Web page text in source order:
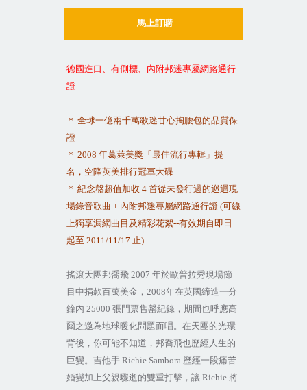
馬上訂購
德國進口、有側標、內附邦迷專屬網路通行
證
＊ 全球一億兩千萬歌迷甘心掏腰包的品質保
證
＊ 2008 年葛萊美獎「最佳流行專輯」提
名，空降英美排行冠軍大碟
＊ 紀念盤超值加收 4 首從未發行過的巡迴現
場錄音歌曲 + 內附邦迷專屬網路通行證 (可線
上獨享漏網曲目及精彩花絮--有效期自即日
起至 2011/11/17 止)
搖滾天團邦喬飛 2007 年於歐普拉秀現場節
目中捐款百萬美金， 2008年在英國締造一分
鐘內 25000 張門票售罄紀錄，期間也呼應高
爾之邀為地球暖化問題而唱。在天團的光環
背後，你可能不知道，邦喬飛也歷經人生的
巨變。吉他手 Richie Sambora 歷經一段痛苦
婚變加上父親驟逝的雙重打擊，讓 Richie 將